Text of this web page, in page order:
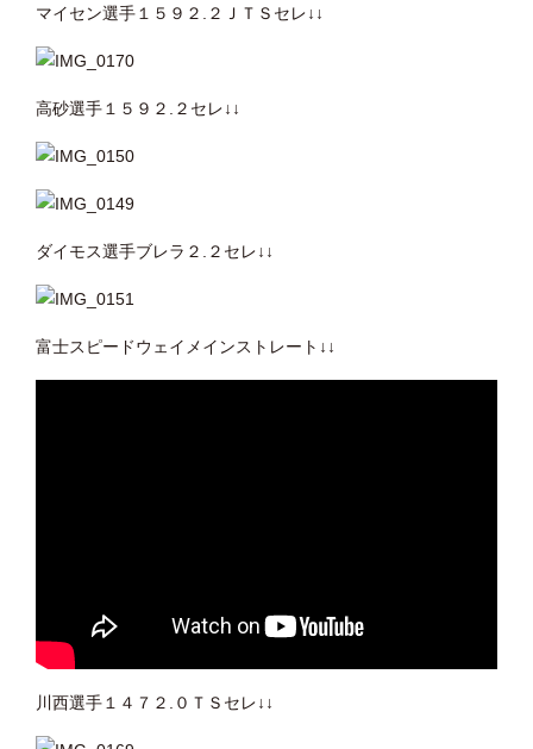
マイセン選手１５９２.２ＪＴＳセレ↓↓
高砂選手１５９２.２セレ↓↓
ダイモス選手ブレラ２.２セレ↓↓
富士スピードウェイメインストレート↓↓
川西選手１４７２.０ＴＳセレ↓↓